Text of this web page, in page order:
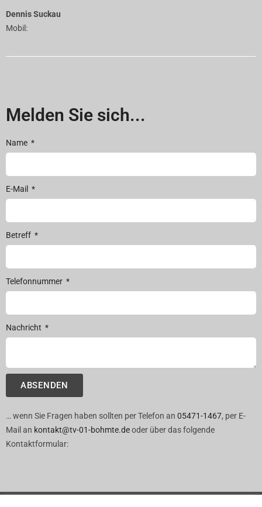
Dennis Suckau
Mobil:
Melden Sie sich...
Name
E-Mail
Betreff
Telefonnummer
Nachricht
ABSENDEN
… wenn Sie Fragen haben sollten per Telefon an 05471-1467, per E-
Mail an kontakt@tv-01-bohmte.deoder über das folgende
Kontaktformular: